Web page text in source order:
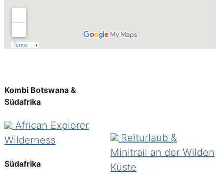
Kombi Botswana &
Südafrika
African Explorer
Wilderness
Südafrika
Reiturlaub &
Minitrail an der Wilden
Küste